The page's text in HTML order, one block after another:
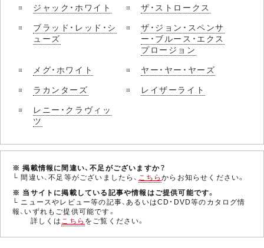
ジャック・ホワイト
ザ・ストロークス
ブラッド・レッド・シ
ューズ
ザ・ジョン・スペンサ
ー・ブルース・エクス
プロージョン
メグ・ホワイト
ヤー・ヤー・ヤーズ
ラカンターズ
レイザーライト
レニー・クラヴィッ
ツ
※ 掲載情報に間違い、不足がございますか？
└ 間違い、不足等がございましたら、 こちらからお知らせください。
※ 当サイトに掲載している記事や情報はご提供可能です。
└ ニュースやレビュー等の記事、あるいはCD・DVD等のカタログ情
報、いずれもご提供可能です。
詳しくは こちら をご覧ください。